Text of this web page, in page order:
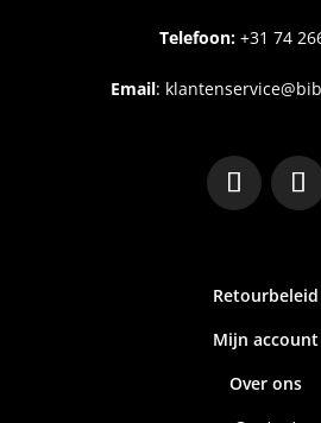
Telefoon:+31 74
Email:
Retourbeleid
Mijn account
Over ons